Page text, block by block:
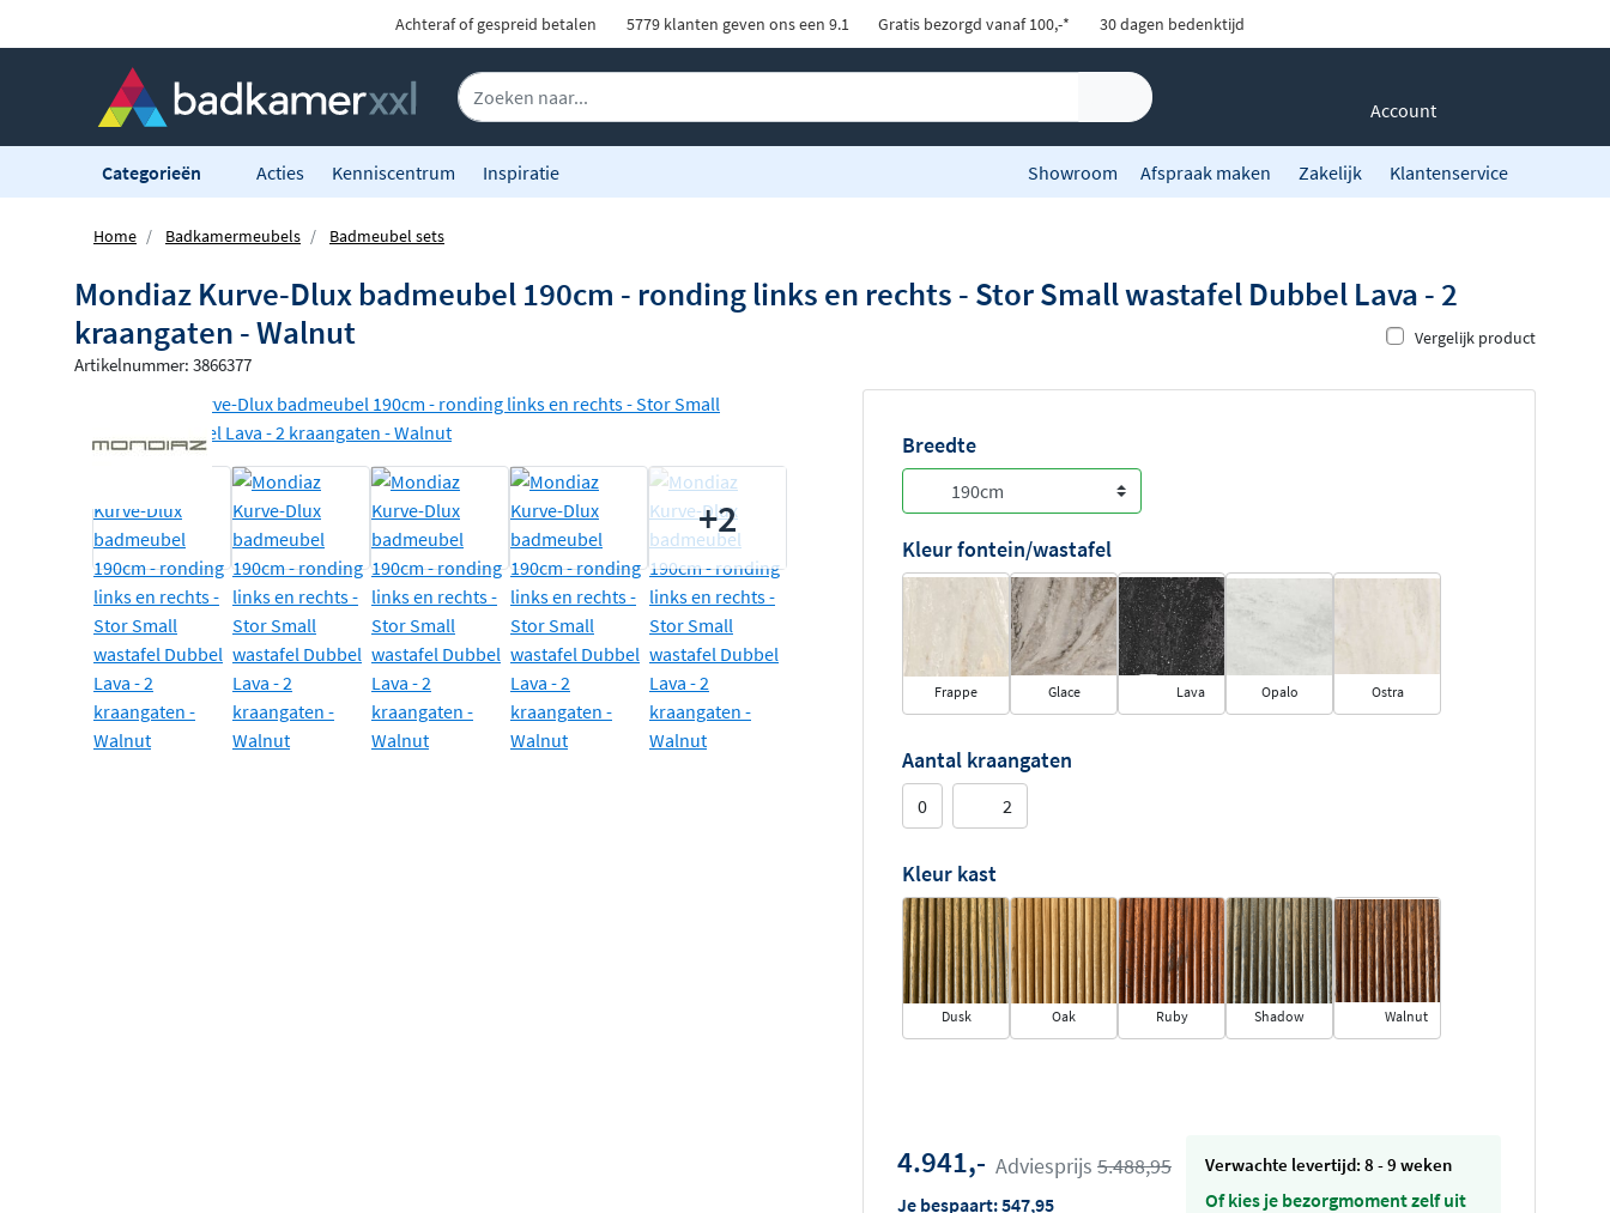
Achteraf of gespreid betalen 5779 klanten geven ons een 9.1 Gratis bezorgd vanaf 100,-* 30 dagen bedenktijd
Account
Categorieën Acties Kenniscentrum Inspiratie Showroom Afspraak maken Zakelijk Klantenservice
Home Badkamermeubels Badmeubel sets
Mondiaz Kurve-Dlux badmeubel 190cm - ronding links en rechts - Stor Small wastafel Dubbel Lava - 2
kraangaten - Walnut
Vergelijk product
Artikelnummer: 3866377
+2
Breedte
Kleur fontein/wastafel
Frappe Glace Lava Opalo Ostra
Aantal kraangaten
0 2
Kleur kast
Dusk Oak Ruby Shadow Walnut
4.941,- Adviesprijs 5.488,95
Je bespaart:547,95
Verwachte levertijd: 8 - 9 weken
Of kies je bezorgmoment zelf uit